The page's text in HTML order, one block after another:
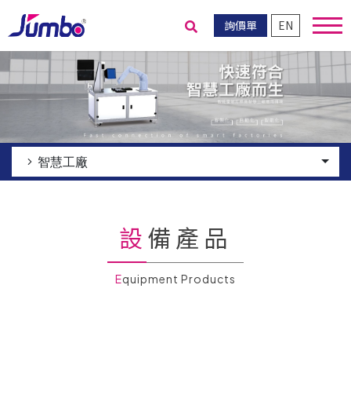
詢價單 EN
送出搜尋
智慧工廠
設備產品
Equipment Products